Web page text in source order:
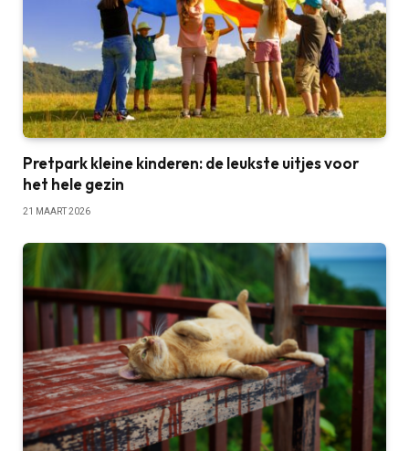
Pretpark kleine kinderen: de leukste uitjes voor
het hele gezin
21 MAART 2026